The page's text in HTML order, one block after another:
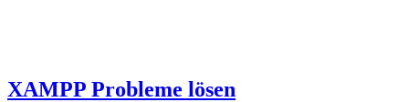
XAMPP Probleme lösen